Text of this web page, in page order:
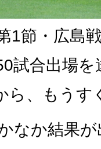
1節・広島
試合出場
ら、もうす
なか結果